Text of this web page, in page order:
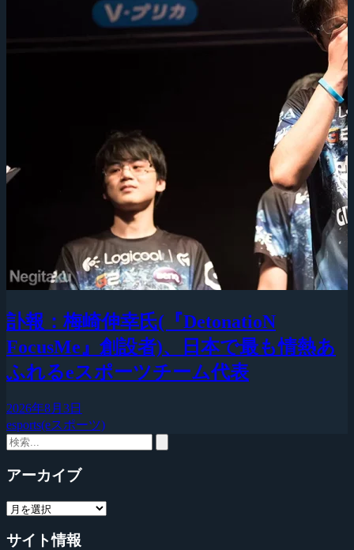
訃報：梅崎伸幸氏(『DetonatioN
FocusMe』創設者)、日本で最も情熱あ
ふれるeスポーツチーム代表
2026年8月3日
esports(eスポーツ)
アーカイブ
サイト情報